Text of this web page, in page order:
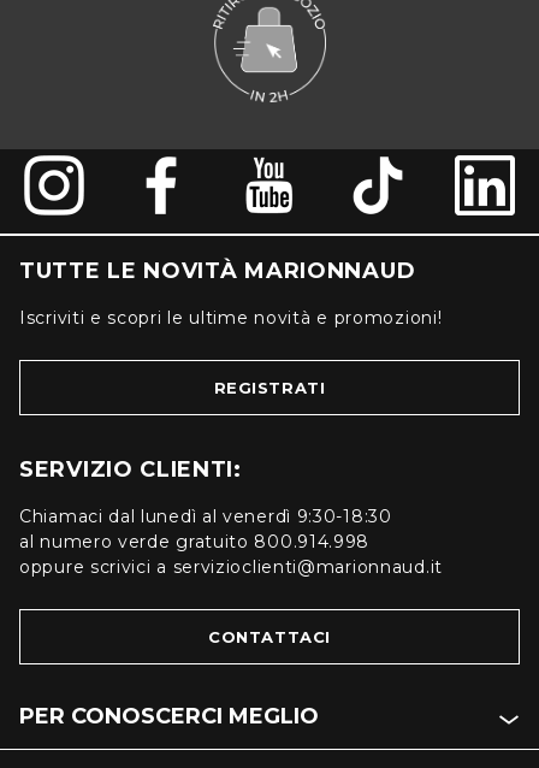
TUTTE LE NOVITÀ MARIONNAUD
Iscriviti e scopri le ultime novità e promozioni!
REGISTRATI
SERVIZIO CLIENTI:
Chiamaci dal lunedì al venerdì 9:30-18:30
al numero verde gratuito 800.914.998
oppure scrivici a servizioclienti@marionnaud.it
CONTATTACI
PER CONOSCERCI MEGLIO